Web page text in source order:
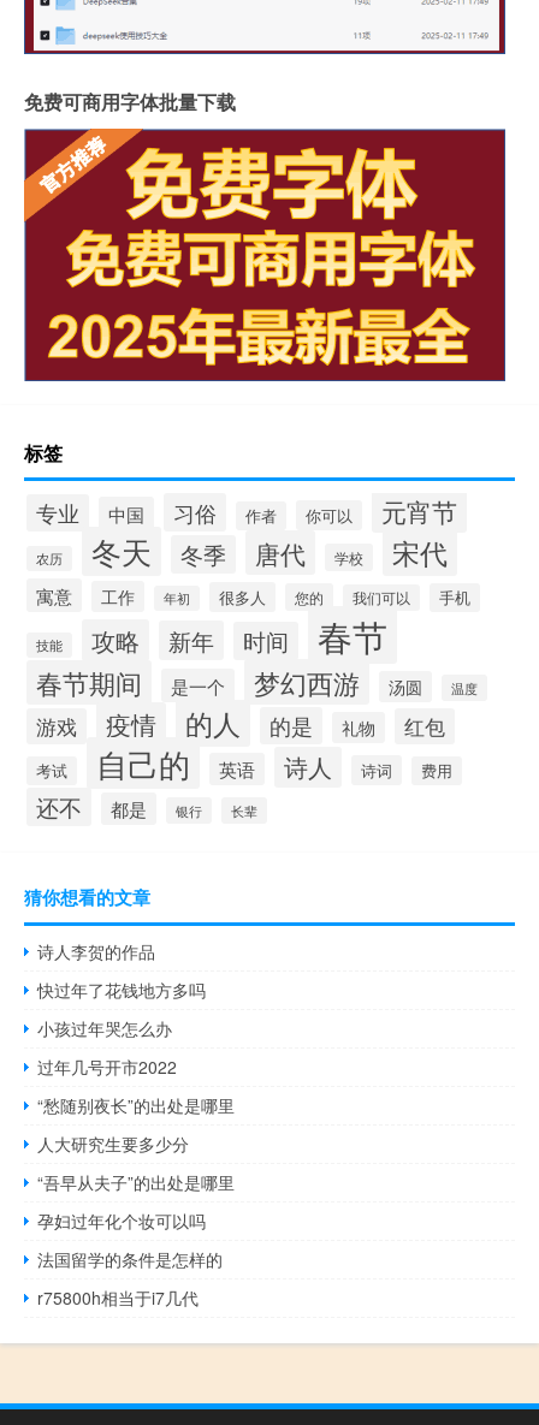
免费可商用字体批量下载
标签
专业 中国 习俗 作者 你可以 元宵节
农历 冬天 冬季 唐代 学校 宋代
寓意 工作 年初 很多人 您的 我们可以 手机
技能 攻略 新年 时间 春节
春节期间 是一个 梦幻西游 汤圆 温度
游戏 疫情 的人 的是 礼物 红包
考试 自己的 英语 诗人 诗词 费用
还不 都是 银行 长辈
猜你想看的文章
诗人李贺的作品
快过年了花钱地方多吗
小孩过年哭怎么办
过年几号开市2022
“愁随别夜长”的出处是哪里
人大研究生要多少分
“吾早从夫子”的出处是哪里
孕妇过年化个妆可以吗
法国留学的条件是怎样的
r75800h相当于i7几代